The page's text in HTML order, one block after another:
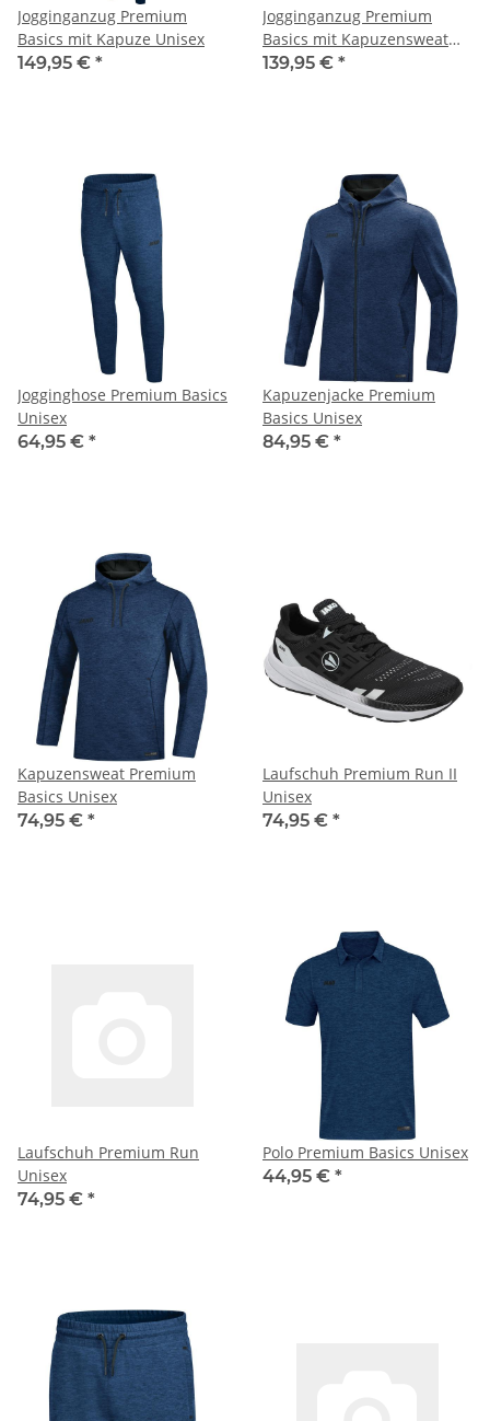
Jogginganzug Premium
Basics mit Kapuze Unisex
149,95 € *
Jogginganzug Premium
Basics mit Kapuzensweat
Unisex
139,95 € *
Jogginghose Premium Basics
Unisex
64,95 € *
Kapuzenjacke Premium
Basics Unisex
84,95 € *
Kapuzensweat Premium
Basics Unisex
74,95 € *
Laufschuh Premium Run II
Unisex
74,95 € *
Laufschuh Premium Run
Unisex
74,95 € *
Polo Premium Basics Unisex
44,95 € *